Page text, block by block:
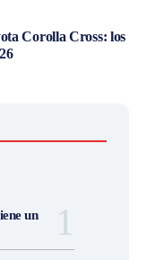
Corolla Cross: los
un